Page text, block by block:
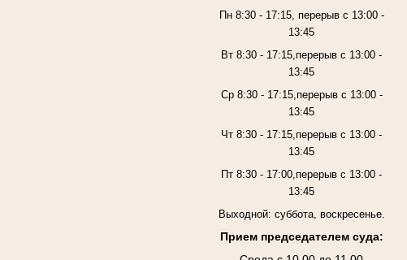
Пн 8:30 - 17:15, перерыв с 13:00 -
13:45
Вт 8:30 - 17:15,перерыв с 13:00 -
13:45
Ср 8:30 - 17:15,перерыв с 13:00 -
13:45
Чт 8:30 - 17:15,перерыв с 13:00 -
13:45
Пт 8:30 - 17:00,перерыв с 13:00 -
13:45
Выходной: суббота, воскресенье.
Прием председателем суда: